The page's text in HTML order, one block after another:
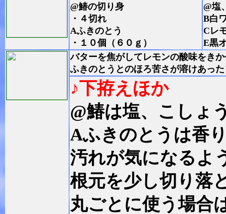
@鰆の切り身
・４切れ
Aふきのとう
・１０個（６０ｇ）
@塩
B白
Cレ
E黒
バターを焦がしてレモンの酸味をき
ふきのとうとのほろ苦さが溶けあっ
♪下拵えほか
@鰆は塩、こしょ
Aふきのとうは香
汚れが気になるよ
根元を少し切り落
丸ごとに使う場合